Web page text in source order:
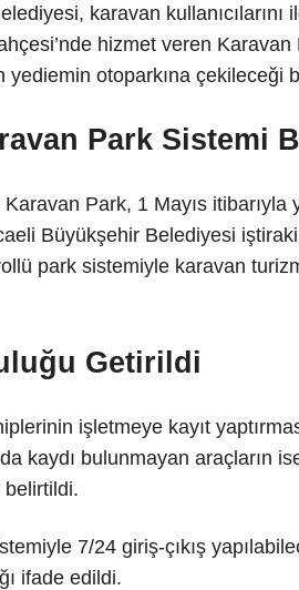
karavan
hizmet veren Karavan
yediemin otoparkına çekileceği
Park Sistemi
Park, 1 Mayıs
Büyükşehir Belediyesi
park sistemiyle karavan
Getirildi
işletmeye kayıt
kaydı bulunmayan araçların
belirtildi.
7/24 giriş-çıkış
ifade edildi.